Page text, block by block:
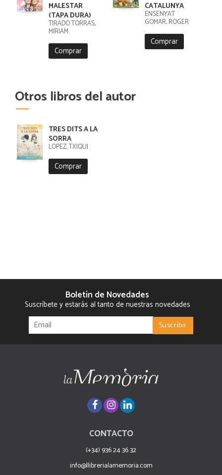
MALESTAR
(TAPA DURA)
TIRADO TORRAS,
MIRIAM
Comprar
CATALUNYA
ENSENYAT
GOMAR, ROGER
Comprar
Otros libros del autor
TRES DITS A LA
SORRA
LÓPEZ, TXIQUI
Comprar
Boletín de Novedades
Suscríbete y estarás al tanto de nuestras novedades
CONTACTO
(+34) 936 24 36 32
info@llibrerialamemoria.com